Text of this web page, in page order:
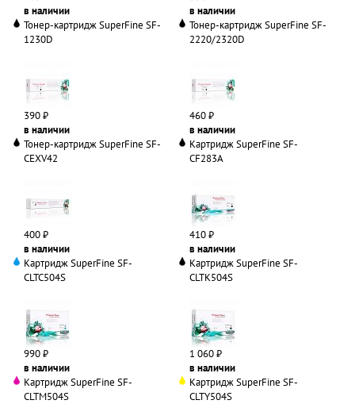
в наличии
в наличии
Тонер-картридж SuperFine SF-
1230D
390 ₽
в наличии
Тонер-картридж SuperFine SF-
2220/2320D
460 ₽
в наличии
Тонер-картридж SuperFine SF-
CEXV42
400 ₽
в наличии
Картридж SuperFine SF-
CF283A
410 ₽
в наличии
Картридж SuperFine SF-
CLTC504S
990 ₽
в наличии
Картридж SuperFine SF-
CLTK504S
1 060 ₽
в наличии
Картридж SuperFine SF-
CLTM504S
Картридж SuperFine SF-
CLTY504S